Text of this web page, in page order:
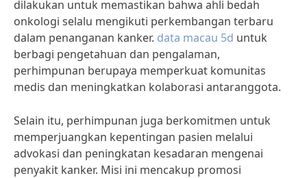
dilakukan untuk memastikan bahwa ahli bedah
onkologi selalu mengikuti perkembangan terbaru
dalam penanganan kanker. data macau 5d untuk
berbagi pengetahuan dan pengalaman,
perhimpunan berupaya memperkuat komunitas
medis dan meningkatkan kolaborasi antaranggota.
Selain itu, perhimpunan juga berkomitmen untuk
memperjuangkan kepentingan pasien melalui
advokasi dan peningkatan kesadaran mengenai
penyakit kanker. Misi ini mencakup promosi